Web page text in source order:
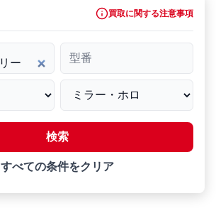
買取に関する注意事項
型番
検索
すべての条件をクリア